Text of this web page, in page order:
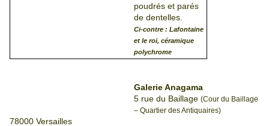
poudrés et parés
de dentelles.
Ci-contre : Lafontaine
et le roi, céramique
polychrome
Galerie Anagama
5 rue du Baillage (Cour du Baillage
– Quartier des Antiquaires)
78000 Versailles